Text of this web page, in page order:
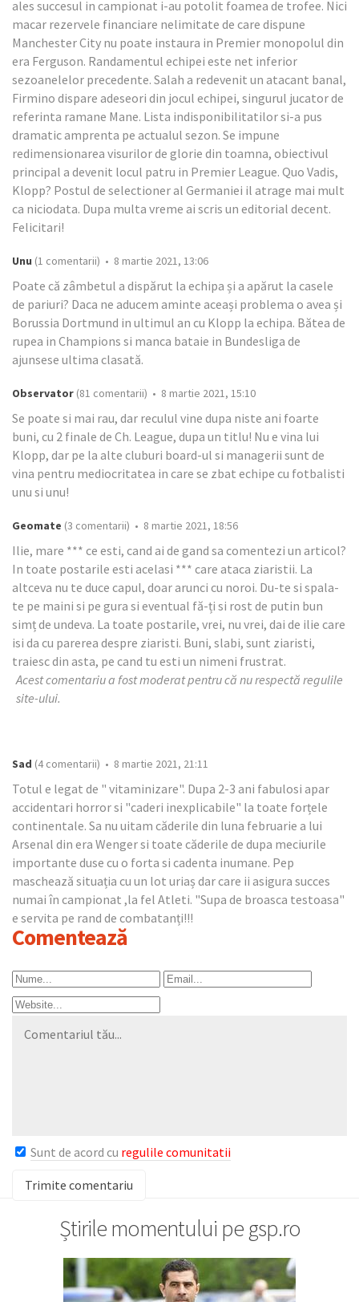
ales succesul in campionat i-au potolit foamea de trofee. Nici
macar rezervele financiare nelimitate de care dispune
Manchester City nu poate instaura in Premier monopolul din
era Ferguson. Randamentul echipei este net inferior
sezoanelelor precedente. Salah a redevenit un atacant banal,
Firmino dispare adeseori din jocul echipei, singurul jucator de
referinta ramane Mane. Lista indisponibilitatilor si-a pus
dramatic amprenta pe actualul sezon. Se impune
redimensionarea visurilor de glorie din toamna, obiectivul
principal a devenit locul patru in Premier League. Quo Vadis,
Klopp? Postul de selectioner al Germaniei il atrage mai mult
ca niciodata. Dupa multa vreme ai scris un editorial decent.
Felicitari!
Unu (1 comentarii) • 8 martie 2021, 13:06
Poate că zâmbetul a dispărut la echipa și a apărut la casele
de pariuri? Daca ne aducem aminte aceași problema o avea și
Borussia Dortmund in ultimul an cu Klopp la echipa. Bătea de
rupea in Champions si manca bataie in Bundesliga de
ajunsese ultima clasată.
Observator (81 comentarii) • 8 martie 2021, 15:10
Se poate si mai rau, dar reculul vine dupa niste ani foarte
buni, cu 2 finale de Ch. League, dupa un titlu! Nu e vina lui
Klopp, dar pe la alte cluburi board-ul si managerii sunt de
vina pentru mediocritatea in care se zbat echipe cu fotbalisti
unu si unu!
Geomate (3 comentarii) • 8 martie 2021, 18:56
Ilie, mare *** ce esti, cand ai de gand sa comentezi un articol?
In toate postarile esti acelasi *** care ataca ziaristii. La
altceva nu te duce capul, doar arunci cu noroi. Du-te si spala-
te pe maini si pe gura si eventual fă-ți si rost de putin bun
simț de undeva. La toate postarile, vrei, nu vrei, dai de ilie care
isi da cu parerea despre ziaristi. Buni, slabi, sunt ziaristi,
traiesc din asta, pe cand tu esti un nimeni frustrat.
Acest comentariu a fost moderat pentru că nu respectă regulile
site-ului.
Sad (4 comentarii) • 8 martie 2021, 21:11
Totul e legat de " vitaminizare". Dupa 2-3 ani fabulosi apar
accidentari horror si "caderi inexplicabile" la toate forțele
continentale. Sa nu uitam căderile din luna februarie a lui
Arsenal din era Wenger si toate căderile de dupa meciurile
importante duse cu o forta si cadenta inumane. Pep
maschează situația cu un lot uriaș dar care ii asigura succes
numai în campionat ,la fel Atleti. "Supa de broasca testoasa"
e servita pe rand de combatanți!!!
Comentează
Sunt de acord cu regulile comunitatii
Știrile momentului pe gsp.ro